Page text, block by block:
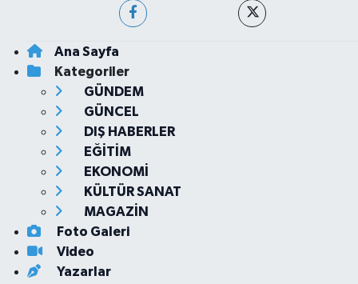
Ana Sayfa
Kategoriler
GÜNDEM
GÜNCEL
DIŞ HABERLER
EĞİTİM
EKONOMİ
KÜLTÜR SANAT
MAGAZİN
Foto Galeri
Video
Yazarlar